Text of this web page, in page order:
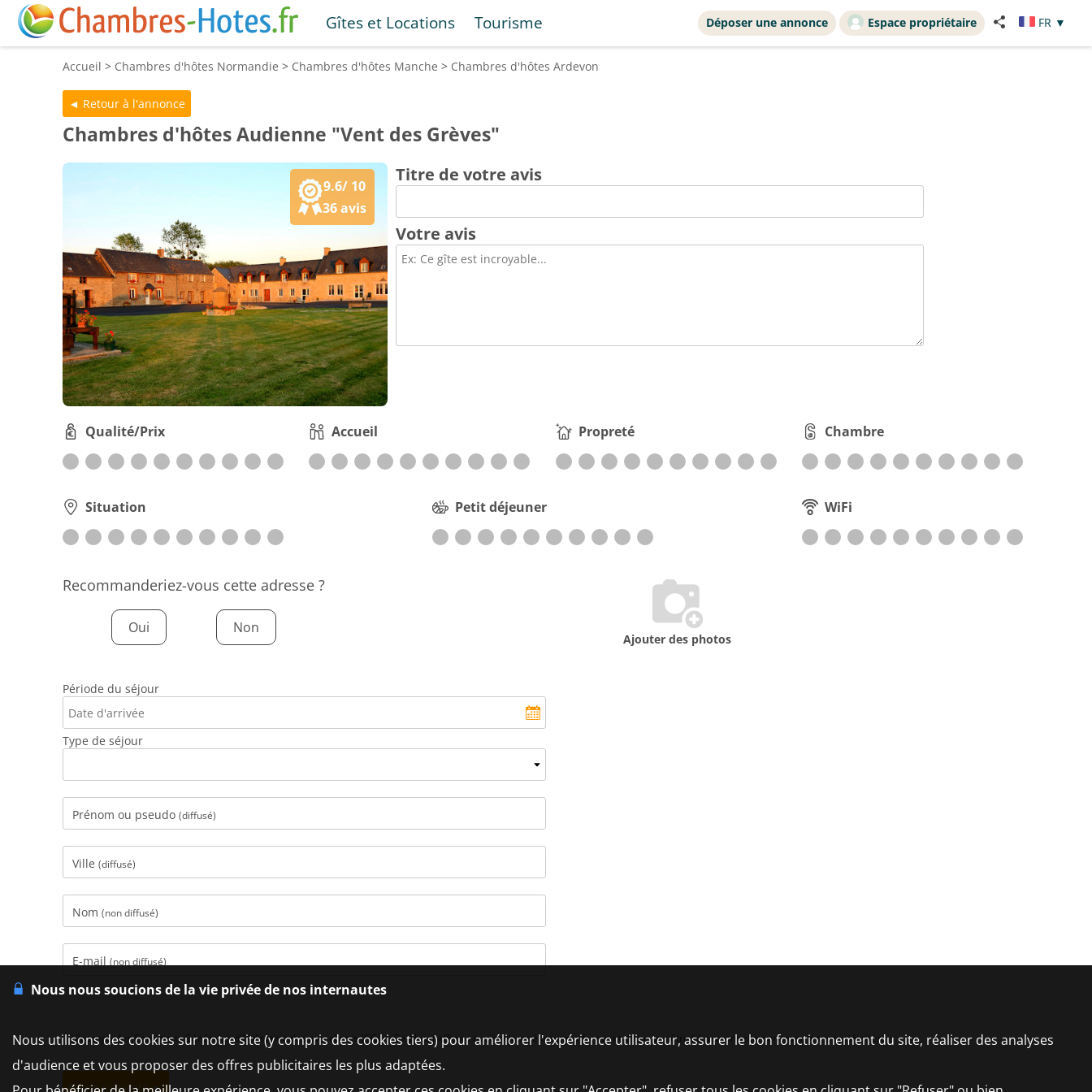
Gîtes et Locations Tourisme Déposer une annonce Espace propriétaire FR ▼
Accueil > Chambres d'hôtes Normandie > Chambres d'hôtes Manche > Chambres d'hôtes Ardevon
Chambres d'hôtes Audienne "Vent des Grèves"
9.6/ 10
36 avis
Titre de votre avis
Votre avis
Qualité/Prix Accueil Propreté Chambre
Situation Petit déjeuner WiFi
Recommanderiez-vous cette adresse ?
Oui Non
Ajouter des photos
Période du séjour
Type de séjour
Prénom ou pseudo (diffusé)
Ville (diffusé)
Nom (non diffusé)
E-mail (non diffusé)
J'accepte les Conditions Générales d'Utilisation des avis clients (CGU). De plus, j'affirme avoir séjourné à cette adresse et de ne pas être lié personnellement avec les propriétaires.
Nous nous soucions de la vie privée de nos internautes
Nous utilisons des cookies sur notre site (y compris des cookies tiers) pour améliorer l'expérience utilisateur, assurer le bon fonctionnement du site, réaliser des analyses
d'audience et vous proposer des offres publicitaires les plus adaptées.